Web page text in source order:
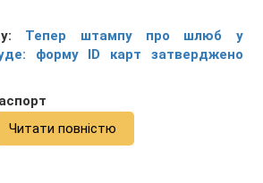
Тепер штампу про шлюб у
форму ID карт затверджено
Читати повністю